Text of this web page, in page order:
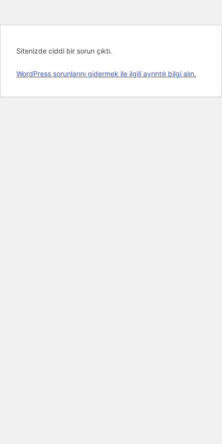
Sitenizde ciddi bir sorun çıktı.
WordPress sorunlarını gidermek ile ilgili ayrıntılı bilgi alın.